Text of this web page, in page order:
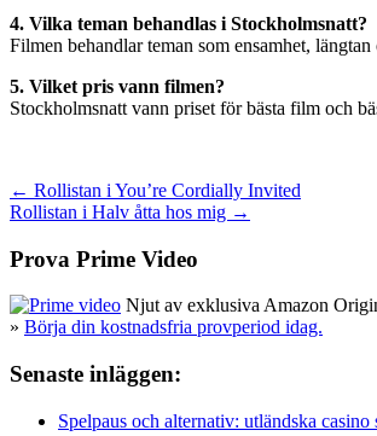
4. Vilka teman behandlas i Stockholmsnatt?
Filmen behandlar teman som ensamhet,
5. Vilket pris vann filmen?
Stockholmsnatt vann priset för bästa film och
Inläggsnavigering
← Rollistan i You’re Cordially Invited
Rollistan i Halv åtta hos mig →
Prova Prime Video
Njut av exklusiva Amazon
» Börja din kostnadsfria provperiod idag.
Senaste inläggen:
Spelpaus och alternativ: utländska casino